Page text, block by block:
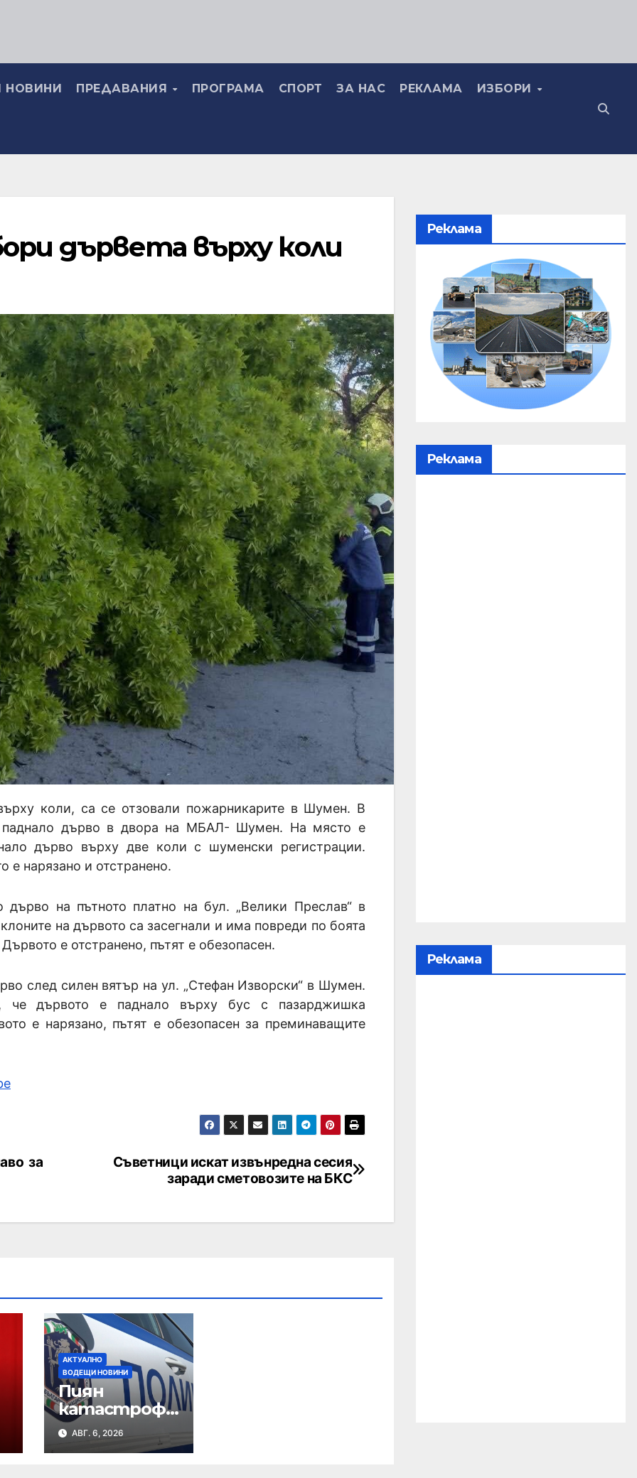
НОВИНИ ПРЕДАВАНИЯ ПРОГРАМА СПОРТ ЗА НАС РЕКЛАМА ИЗБОРИ
дървета върху коли
коли, са се отзовали пожарникарите в Шумен. В
паднало дърво в двора на МБАЛ- Шумен. На място е
дърво върху две коли с шуменски регистрации.
е нарязано и отстранено.
на пътното платно на бул. „Велики Преслав“ в
на дървото са засегнали и има повреди по боята
е отстранено, пътят е обезопасен.
след силен вятър на ул. „Стефан Изворски“ в Шумен.
че дървото е паднало върху бус с пазарджишка
е нарязано, пътят е обезопасен за преминаващите
Съветници искат извънредна сесия
заради сметовозите на БКС
за
АКТУАЛНО
ВОДЕЩИ НОВИНИ
Пиян
катастрофи
ра на
кръстовище
АВГ. 6, 2026
Реклама
Реклама
Реклама